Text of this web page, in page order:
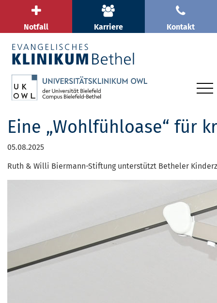
Notfall Karriere Kontakt
Eine „Wohlfühloase“ für
05.08.2025
Ruth & Willi Biermann-Stiftung unterstützt Betheler